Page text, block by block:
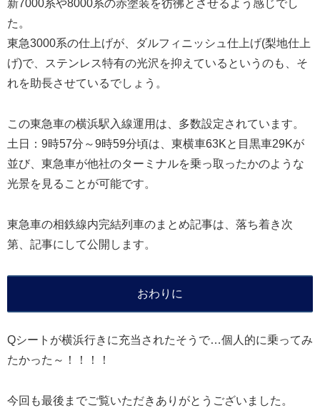
新7000系や8000系の赤塗装を彷彿とさせるよう感じでし
た。
東急3000系の仕上げが、ダルフィニッシュ仕上げ(梨地仕上
げ)で、ステンレス特有の光沢を抑えているというのも、そ
れを助長させているでしょう。
この東急車の横浜駅入線運用は、多数設定されています。
土日：9時57分～9時59分頃は、東横車63Kと目黒車29Kが
並び、東急車が他社のターミナルを乗っ取ったかのような
光景を見ることが可能です。
東急車の相鉄線内完結列車のまとめ記事は、落ち着き次
第、記事にして公開します。
おわりに
Qシートが横浜行きに充当されたそうで…個人的に乗ってみ
たかった～！！！！
今回も最後までご覧いただきありがとうございました。